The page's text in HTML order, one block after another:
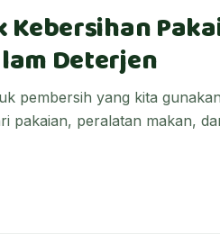
Kebersihan
Deterjen
pembersih yang kita
pakaian, peralatan makan,